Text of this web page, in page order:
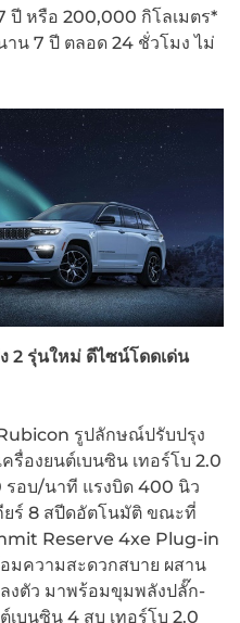
หรือ 200,000 กิโลเมตร*
น 7 ปี ตลอด 24 ชั่วโมง ไม่
2 รุ่นใหม่ ดีไซน์โดดเด่น
รูปลักษณ์ปรับปรุง
รื่องยนต์เบนซิน เทอร์โบ 2.0
รอบ/นาที แรงบิด 400 นิว
ยร์ 8 สปีดอัตโนมัติ ขณะที่
Reserve 4xe Plug-in
มความสะดวกสบาย ผสาน
งตัว มาพร้อมขุมพลังปลั๊ก-
บนซิน 4 สูบ เทอร์โบ 2.0